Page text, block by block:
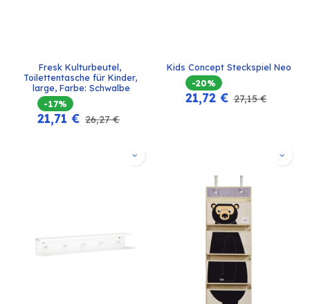
Fresk Kulturbeutel,
Toilettentasche für Kinder,
large, Farbe: Schwalbe
-17%
21,71 € 26,27€
Kids Concept Steckspiel Neo
-20%
21,72€ 27,15€